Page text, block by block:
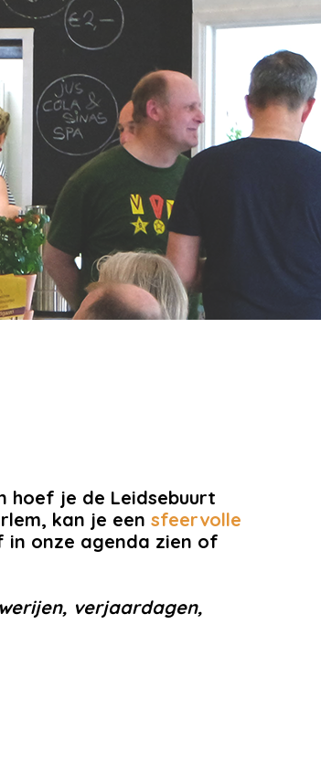
hoef je de Leidsebuurt
kan je een sfeervolle
in onze agenda zien of
verjaardagen,